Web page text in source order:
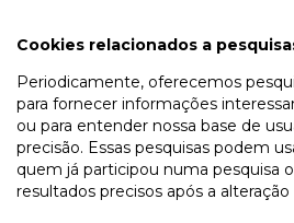
Cookies relacionados a
Periodicamente, oferecemos
para fornecer informações
ou para entender nossa base de
precisão. Essas pesquisas podem
quem já participou numa pesquisa
resultados precisos após a alteração